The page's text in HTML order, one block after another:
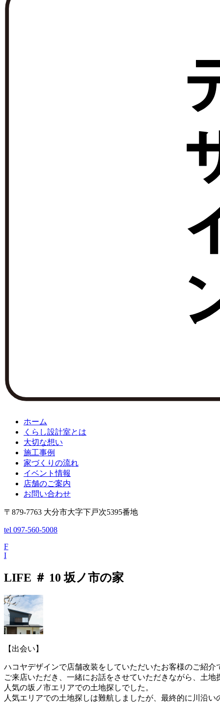
ホーム
くらし設計室とは
大切な想い
施工事例
家づくりの流れ
イベント情報
店舗のご案内
お問い合わせ
〒879-7763 大分市大字下戸次5395番地
tel 097-560-5008
F
I
LIFE ＃ 10 坂ノ市の家
【出会い】
ハコヤデザインで店舗改装をしていただいたお客様のご紹介
ご来店いただき、一緒にお話をさせていただきながら、土
人気の坂ノ市エリアでの土地探しでした。
人気エリアでの土地探しは難航しましたが、最終的に川沿